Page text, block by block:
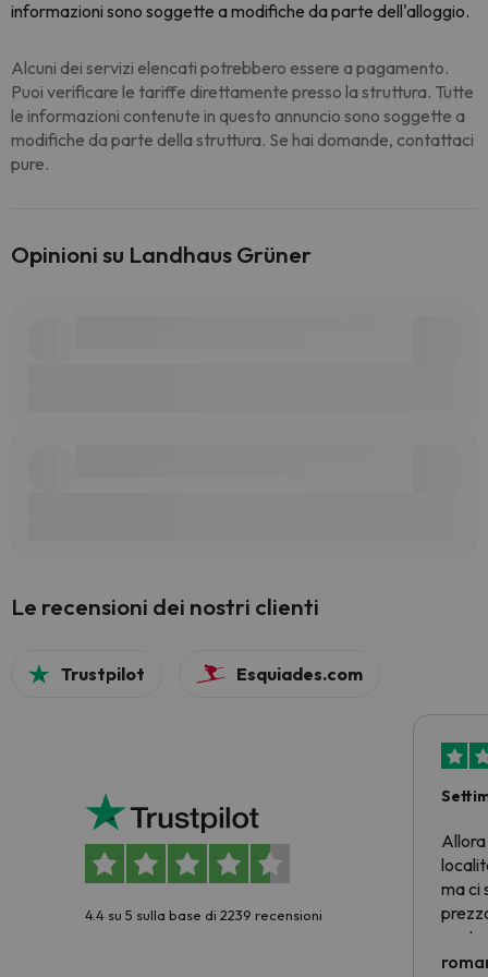
informazioni sono soggette a modifiche da parte dell'alloggio.
Alcuni dei servizi elencati potrebbero essere a pagamento.
Puoi verificare le tariffe direttamente presso la struttura. Tutte
le informazioni contenute in questo annuncio sono soggette a
modifiche da parte della struttura. Se hai domande, contattaci
pure.
Opinioni su Landhaus Grüner
Le recensioni dei nostri clienti
Trustpilot Esquiades.com
4.4 su 5 sulla base di 2239 recensioni
Allora
ma ci